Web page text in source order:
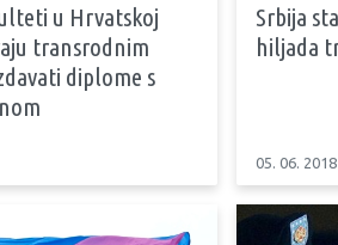
u Hrvatskoj
transrodnim
diplome s
Srbija
hiljada
05. 06. 2018